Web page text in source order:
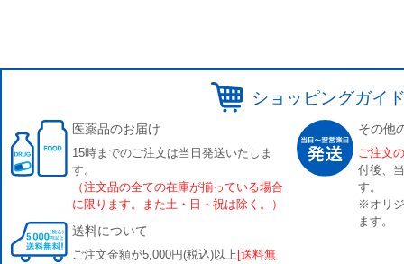
ショッピングガイ
医薬品のお届け
15時までのご注文は当日発送いたしま
す。
（注文品の全ての在庫が揃っている場合
に限ります。また土・日・祝は除く。）
送料について
ご注文金額が5,000円(税込)以上 [送料無
その他
ご注文
付後、
す。
※オリ
ます。